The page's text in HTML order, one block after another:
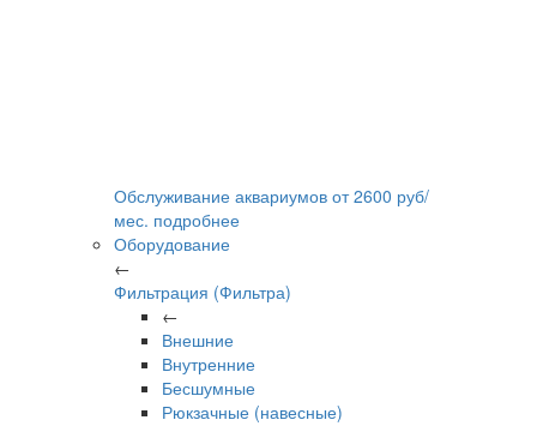
Обслуживание аквариумов от2600 руб/
мес. подробнее
Оборудование
←
Фильтрация (Фильтра)
←
Внешние
Внутренние
Бесшумные
Рюкзачные (навесные)